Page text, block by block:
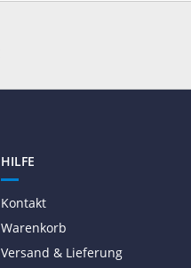
HILFE
Kontakt
Warenkorb
Versand & Lieferung